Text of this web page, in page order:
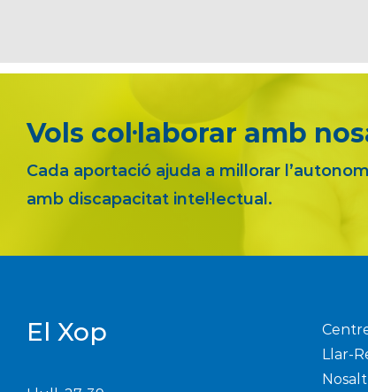
Vols col·laborar amb
Cada aportació ajuda a millorar
amb discapacitat intel·lectual.
El Xop
Llar-